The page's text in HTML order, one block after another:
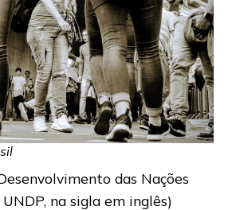
das Nações
na sigla em inglês)